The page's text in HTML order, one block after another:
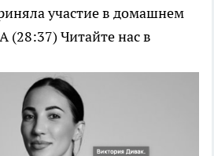
участие в домашнем
(28:37) Читайте нас в